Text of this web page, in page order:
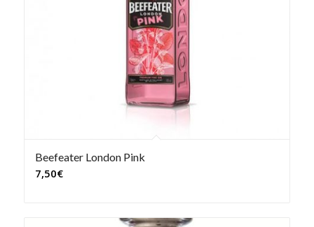
Beefeater London Pink
7,50€